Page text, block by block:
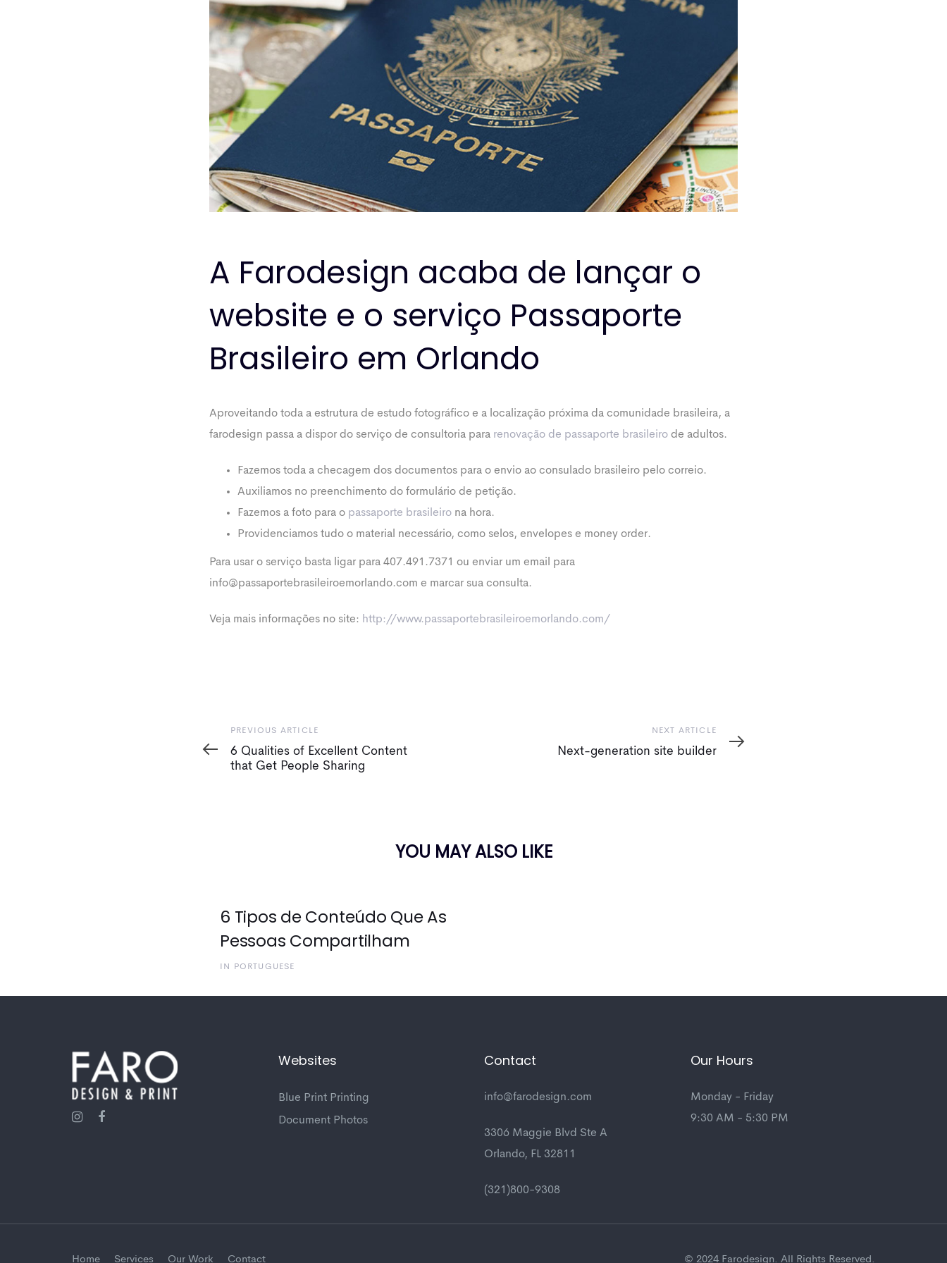
A Farodesign acaba de lançar o
website e o serviço Passaporte
Brasileiro em Orlando
Aproveitando toda a estrutura de estudo fotográfico e a localização próxima da comunidade brasileira, a
farodesign passa a dispor do serviço de consultoria para renovação de passaporte brasileiro de adultos.
Fazemos toda a checagem dos documentos para o envio ao consulado brasileiro pelo correio.
Auxiliamos no preenchimento do formulário de petição.
Fazemos a foto para o passaporte brasileiro na hora.
Providenciamos tudo o material necessário, como selos, envelopes e money order.
Para usar o serviço basta ligar para 407.491.7371 ou enviar um email para
info@passaportebrasileiroemorlando.com e marcar sua consulta.
Veja mais informações no site: http://www.passaportebrasileiroemorlando.com/
Previous
Article
PREVIOUS ARTICLE
6 Qualities of Excellent Content
that Get People Sharing
Article
NEXT ARTICLE
Next-generation site builder
YOU MAY ALSO LIKE
6 Tipos de Conteúdo Que As
Pessoas Compartilham
IN PORTUGUESE
Websites
Blue Print Printing
Document Photos
Contact
info@farodesign.com
3306 Maggie Blvd Ste A
Orlando, FL 32811
(321)800-9308
Our Hours
Monday - Friday
9:30 AM - 5:30 PM
Home Services Our Work Contact © 2024 Farodesign. All Rights Reserved.